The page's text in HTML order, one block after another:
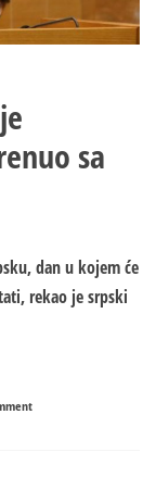
sa
dan u kojem će
rekao je srpski
on